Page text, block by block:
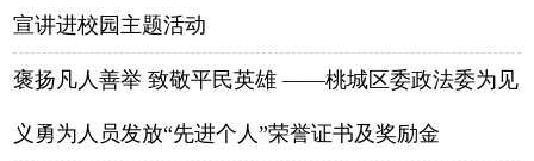
宣讲进校园主题活动
褒扬凡人善举 致敬平民英雄 ——桃城区委政法委为见
义勇为人员发放“先进个人”荣誉证书及奖励金